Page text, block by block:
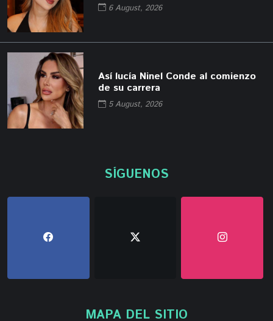
6 August, 2026
Así lucía Ninel Conde al comienzo
de su carrera
5 August, 2026
SÍGUENOS
MAPA DEL SITIO